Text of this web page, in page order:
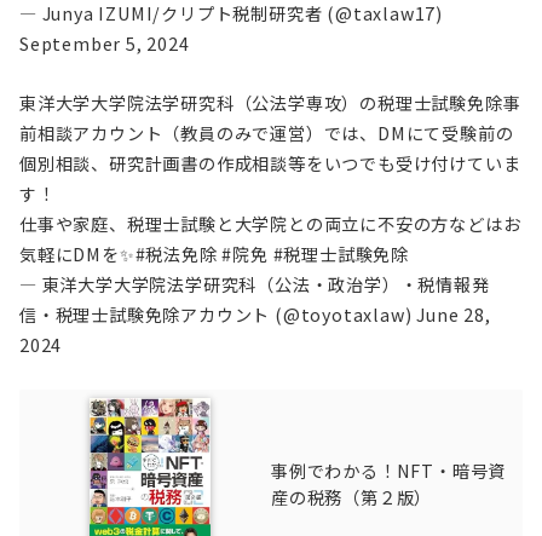
— Junya IZUMI/クリプト税制研究者 (@taxlaw17)
September 5, 2024
東洋大学大学院法学研究科（公法学専攻）の税理士試験免除事
前相談アカウント（教員のみで運営）では、DMにて受験前の
個別相談、研究計画書の作成相談等をいつでも受け付けていま
す！
仕事や家庭、税理士試験と大学院との両立に不安の方などはお
気軽にDMを✨#税法免除 #院免 #税理士試験免除
— 東洋大学大学院法学研究科（公法・政治学）・税情報発
信・税理士試験免除アカウント (@toyotaxlaw)June 28,
2024
事例でわかる！NFT・暗号資
産の税務（第２版）